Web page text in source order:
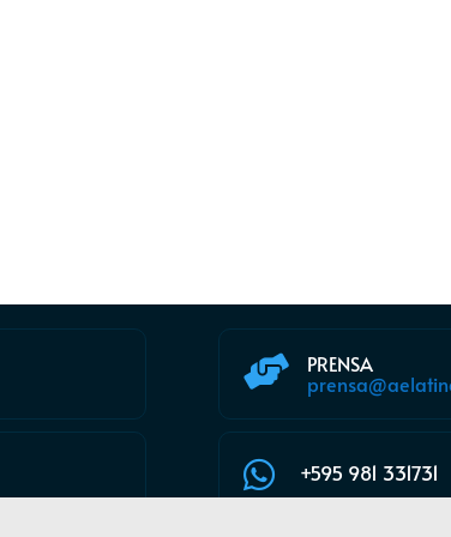
 PRENSA
 +595 981 331731